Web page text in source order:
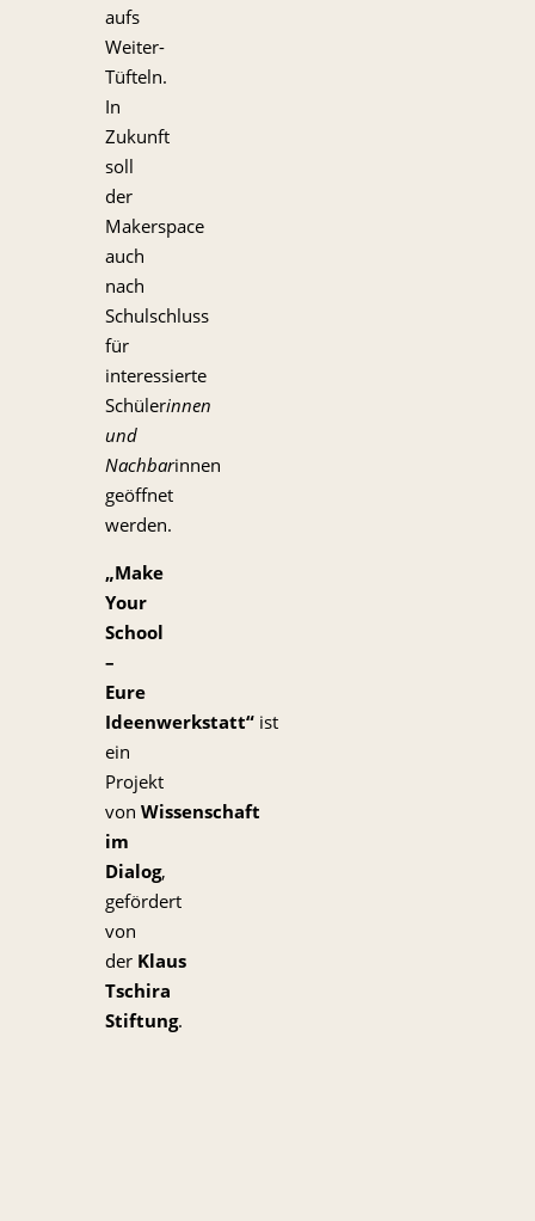
aufs
Weiter-
Tüfteln.
In
Zukunft
soll
der
Makerspace
auch
nach
Schulschluss
für
interessierte
Schülerinnen
und
Nachbarinnen
geöffnet
werden.
„Make
Your
School
–
Eure
Ideenwerkstatt“ ist
ein
Projekt
von Wissenschaft
im
Dialog,
gefördert
von
der Klaus
Tschira
Stiftung.